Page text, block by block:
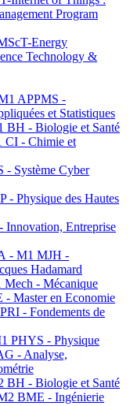
Program
Energy
Technology &
APPMS -
et Statistiques
- Biologie et Santé
- Chimie et
- Système Cyber
- Physique des Hautes
Entreprise
- M1 MJH -
Hadamard
- Mécanique
Master en Economie
- Fondements de
PHYS - Physique
- Analyse,
- Biologie et Santé
BME - Ingénierie